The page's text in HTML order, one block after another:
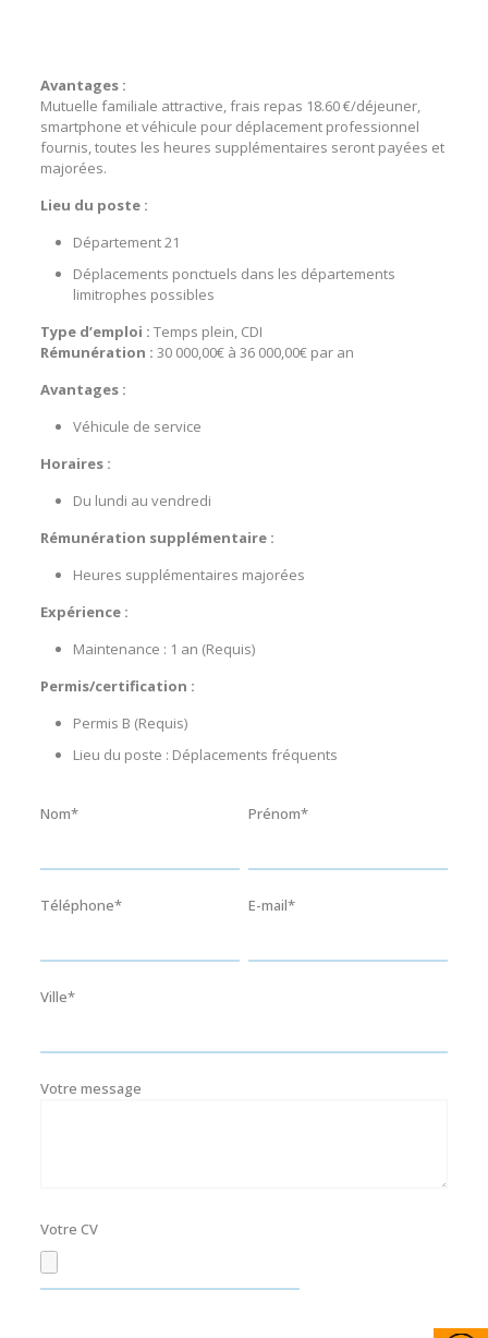
Avantages :
Mutuelle familiale attractive, frais repas 18.60 €/déjeuner,
smartphone et véhicule pour déplacement professionnel
fournis, toutes les heures supplémentaires seront payées et
majorées.
Lieu du poste :
Département 21
Déplacements ponctuels dans les départements
limitrophes possibles
Type d’emploi : Temps plein, CDI
Rémunération : 30 000,00€ à 36 000,00€ par an
Avantages :
Véhicule de service
Horaires :
Du lundi au vendredi
Rémunération supplémentaire :
Heures supplémentaires majorées
Expérience :
Maintenance : 1 an (Requis)
Permis/certification :
Permis B (Requis)
Lieu du poste : Déplacements fréquents
Nom* Prénom*
Téléphone* E-mail*
Ville*
Votre message
Votre CV